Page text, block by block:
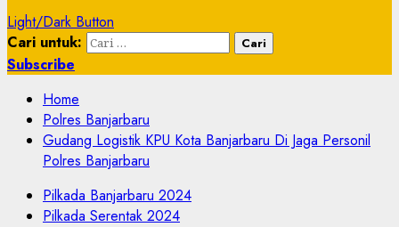
Light/Dark Button
Cari untuk:
Subscribe
Home
Polres Banjarbaru
Gudang Logistik KPU Kota Banjarbaru Di Jaga Personil
Polres Banjarbaru
Pilkada Banjarbaru 2024
Pilkada Serentak 2024